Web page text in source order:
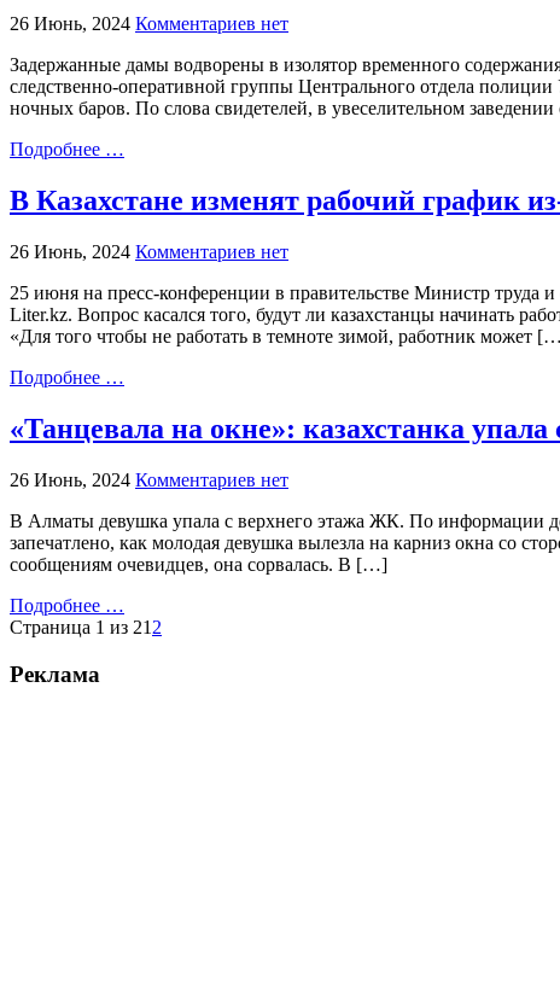
26 Июнь, 2024 Комментариев нет
Задержанные дамы водворены в изолятор временного
следственно-оперативной группы Центрального отдела
ночных баров. По слова свидетелей, в увеселительном
Подробнее …
В Казахстане изменят рабочий график
26 Июнь, 2024 Комментариев нет
25 июня на пресс-конференции в правительстве Министр труда
Liter.kz. Вопрос касался того, будут ли казахстанцы начинать
«Для того чтобы не работать в темноте зимой, работник может
Подробнее …
«Танцевала на окне»: казахстанка упала
26 Июнь, 2024 Комментариев нет
В Алматы девушка упала с верхнего этажа ЖК. По информации
запечатлено, как молодая девушка вылезла на карниз окна со
сообщениям очевидцев, она сорвалась. В […]
Подробнее …
Страница 1 из 21 2
Реклама